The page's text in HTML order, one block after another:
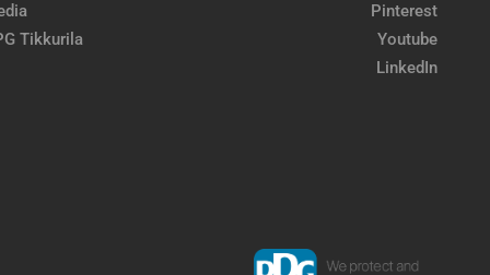
Tikkurila
Pinterest
Youtube
LinkedIn